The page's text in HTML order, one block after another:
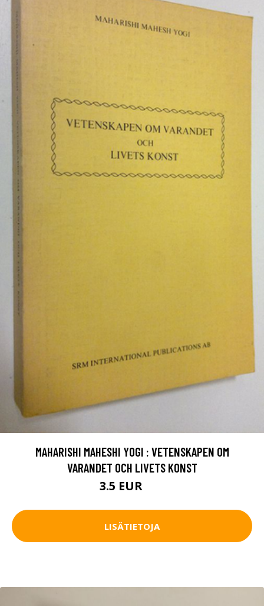
MAHARISHI MAHESHI YOGI : VETENSKAPEN OM
VARANDET OCH LIVETS KONST
3.5 EUR
LISÄTIETOJA